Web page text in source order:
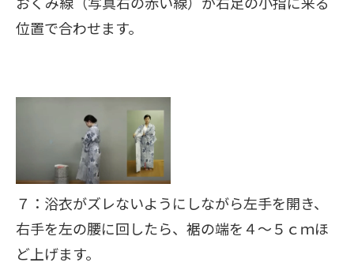
位置で合わせます。
７：浴衣がズレないようにしながら左手を開き、
右手を左の腰に回したら、裾の端を４～５ｃｍほ
ど上げます。